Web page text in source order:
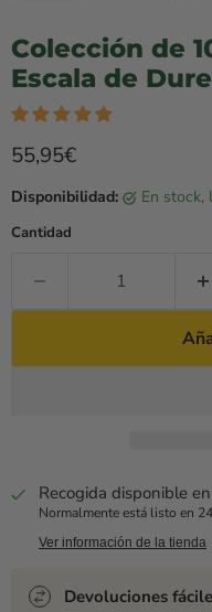
Colección de
Escala de
Precio rebajado
55,95€
Disponibilidad: en
Cantidad
Recogida disponible en
Normalmente está listo en
Ver información de la tienda
Devoluciones